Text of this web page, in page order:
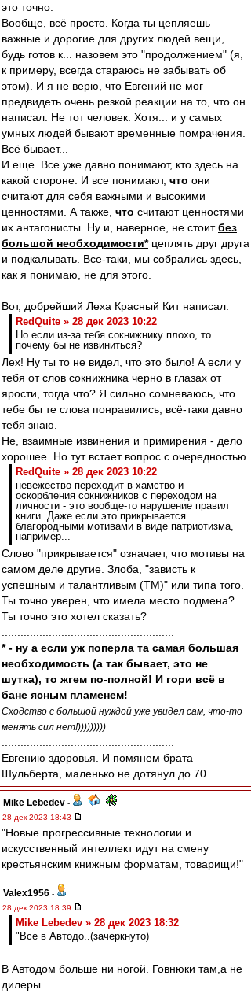
это точно.
Вообще, всё просто. Когда ты цепляешь
важные и дорогие для других людей вещи,
будь готов к... назовем это "продолжением" (я,
к примеру, всегда стараюсь не забывать об
этом). И я не верю, что Евгений не мог
предвидеть очень резкой реакции на то, что он
написал. Не тот человек. Хотя... и у самых
умных людей бывают временные помрачения.
Всё бывает...
И еще. Все уже давно понимают, кто здесь на
какой стороне. И все понимают, что они
считают для себя важными и высокими
ценностями. А также, что считают ценностями
их антагонисты. Ну и, наверное, не стоитбез
большой необходимости*цеплять друг друга
и подкалывать. Все-таки, мы собрались здесь,
как я понимаю, не для этого.
Вот, добрейший Леха Красный Кит написал:
RedQuite » 28 дек 2023 10:22
Но если из-за тебя сокнижнику плохо, то
почему бы не извиниться?
Лех! Ну ты то не видел, что это было! А если у
тебя от слов сокнижника черно в глазах от
ярости, тогда что? Я сильно сомневаюсь, что
тебе бы те слова понравились, всё-таки давно
тебя знаю.
Не, взаимные извинения и примирения - дело
хорошее. Но тут встает вопрос с очередностью.
RedQuite » 28 дек 2023 10:22
невежество переходит в хамство и
оскорбления сокнижников с переходом на
личности - это вообще-то нарушение правил
книги. Даже если это прикрывается
благородными мотивами в виде патриотизма,
например...
Слово "прикрывается" означает, что мотивы на
самом деле другие. Злоба, "зависть к
успешным и талантливым (ТМ)" или типа того.
Ты точно уверен, что имела место подмена?
Ты точно это хотел сказать?
* - ну а если уж поперла та самая большая
необходимость (а так бывает, это не
шутка), то жгем по-полной! И гори всё в
бане ясным пламенем!
Сходство с большой нуждой уже увидел сам, что-то
менять сил нет!)))))))))
Евгению здоровья. И помянем брата
Шульберта, маленько не дотянул до 70...
Mike Lebedev -
28 дек 2023 18:43
"Новые прогрессивные технологии и
искусственный интеллект идут на смену
крестьянским книжным форматам, товарищи!"
Valex1956 -
28 дек 2023 18:39
Mike Lebedev » 28 дек 2023 18:32
"Все в Автодо..(зачеркнуто)
В Автодом больше ни ногой. Говнюки там,а не
дилеры...